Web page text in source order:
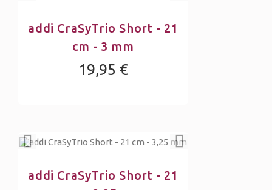
addi CraSyTrio Short - 21
cm - 3 mm
19,95 €
addi CraSyTrio Short - 21